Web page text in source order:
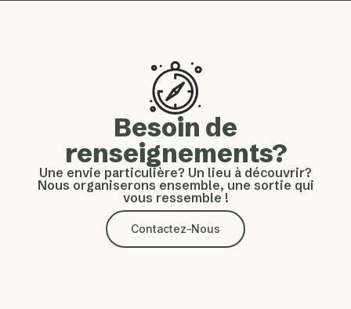
Besoin de
renseignements?
Une envie particulière? Un lieu à découvrir?
Nous organiserons ensemble, une sortie qui
vous ressemble !
Contactez-Nous